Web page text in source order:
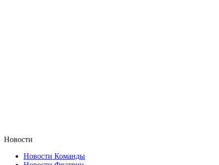
Новости
Новости Команды